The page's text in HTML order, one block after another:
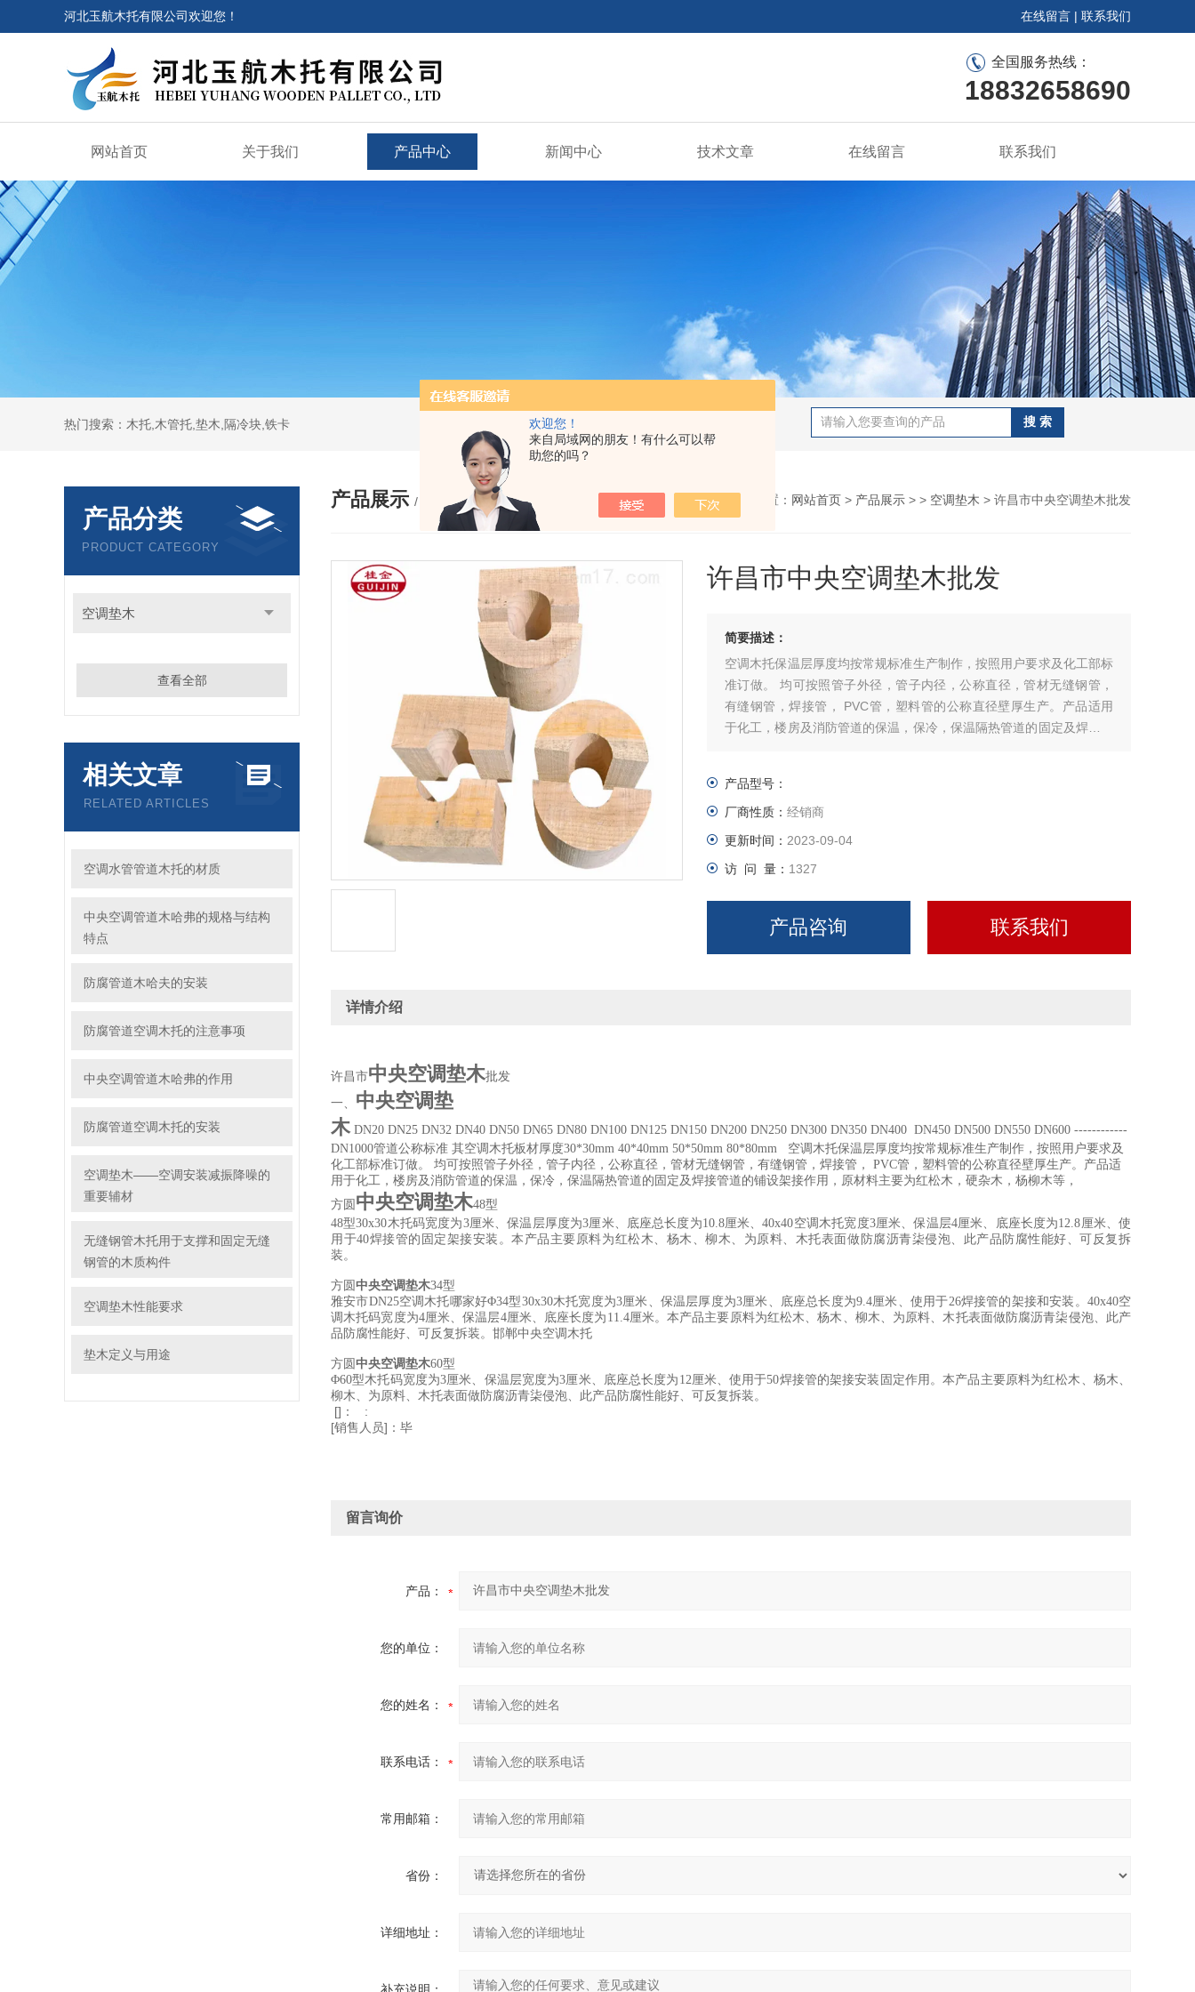
欢迎您！
来自局域网的朋友！有什么可以帮
助您的吗？
河北玉航木托有限公司欢迎您！ 在线留言 | 联系我们
全国服务热线：
18832658690
网站首页 关于我们 产品中心 新闻中心 技术文章 在线留言 联系我们
热门搜索：木托,木管托,垫木,隔冷块,铁卡
产品分类
PRODUCT CATEGORY
空调垫木
查看全部
相关文章
RELATED ARTICLES
空调水管管道木托的材质
中央空调管道木哈弗的规格与结构
特点
防腐管道木哈夫的安装
防腐管道空调木托的注意事项
中央空调管道木哈弗的作用
防腐管道空调木托的安装
空调垫木——空调安装减振降噪的
重要辅材
无缝钢管木托用于支撑和固定无缝
钢管的木质构件
空调垫木性能要求
垫木定义与用途
产品展示 / PRODUCTS 您的位置： 网站首页 > 产品展示 > > 空调垫木 > 许昌市中央空调垫木批发
许昌市中央空调垫木批发
简要描述：
空调木托保温层厚度均按常规标准生产制作，按照用户要求及化工部标
准订做。 均可按照管子外径，管子内径，公称直径，管材无缝钢管，
有缝钢管，焊接管， PVC管，塑料管的公称直径壁厚生产。产品适用
于化工，楼房及消防管道的保温，保冷，保温隔热管道的固定及焊接管
产品型号：
厂商性质： 经销商
更新时间： 2023-09-04
访 问 量： 1327
产品咨询 联系我们
详情介绍
许昌市中央空调垫木批发
一、 中央空调垫
木DN20 DN25 DN32 DN40 DN50 DN65 DN80 DN100 DN125 DN150 DN200 DN250 DN300 DN350 DN400 DN450 DN500 DN550 DN600 ------------
DN1000管道公称标准 其空调木托板材厚度30*30mm 40*40mm 50*50mm 80*80mm 空调木托保温层厚度均按常规标准生产制作，按照用户要求及
化工部标准订做。 均可按照管子外径，管子内径，公称直径，管材无缝钢管，有缝钢管，焊接管， PVC管，塑料管的公称直径壁厚生产。产品适
用于化工，楼房及消防管道的保温，保冷，保温隔热管道的固定及焊接管道的铺设架接作用，原材料主要为红松木，硬杂木，杨柳木等，
方圆 中央空调垫木48型
48型30x30木托码宽度为3厘米、保温层厚度为3厘米、底座总长度为10.8厘米、40x40空调木托宽度3厘米、保温层4厘米、底座长度为12.8厘米、使
用于40焊接管的固定架接安装。本产品主要原料为红松木、杨木、柳木、为原料、木托表面做防腐沥青柒侵泡、此产品防腐性能好、可反复拆
装。
方圆 中央空调垫木34型
雅安市DN25空调木托哪家好Φ34型30x30木托宽度为3厘米、保温层厚度为3厘米、底座总长度为9.4厘米、使用于26焊接管的架接和安装。40x40空
调木托码宽度为4厘米、保温层4厘米、底座长度为11.4厘米。本产品主要原料为红松木、杨木、柳木、为原料、木托表面做防腐沥青柒侵泡、此产
品防腐性能好、可反复拆装。邯郸中央空调木托
方圆 中央空调垫木60型
Φ60型木托码宽度为3厘米、保温层宽度为3厘米、底座总长度为12厘米、使用于50焊接管的架接安装固定作用。本产品主要原料为红松木、杨木、
柳木、为原料、木托表面做防腐沥青柒侵泡、此产品防腐性能好、可反复拆装。
[]： :
[销售人员]：毕
留言询价
产品：
您的单位：
您的姓名：
联系电话：
常用邮箱：
省份：
详细地址：